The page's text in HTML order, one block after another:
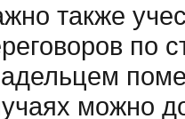
также
по
можно